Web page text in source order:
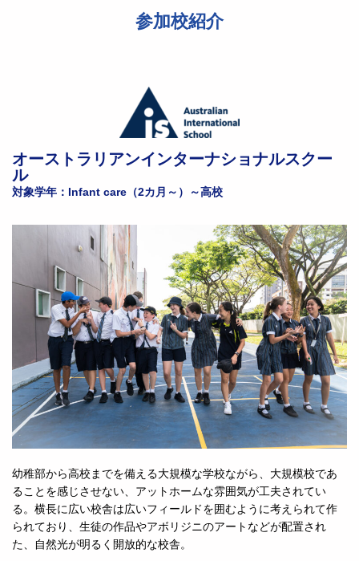
参加校紹介
オーストラリアンインターナショナルスクー
ル
対象学年：Infant care（2カ月～）～高校
幼稚部から高校までを備える大規模な学校ながら、大規模校であ
ることを感じさせない、アットホームな雰囲気が工夫されてい
る。横長に広い校舎は広いフィールドを囲むように考えられて作
られており、生徒の作品やアボリジニのアートなどが配置され
た、自然光が明るく開放的な校舎。